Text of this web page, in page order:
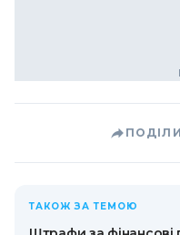
ТАКОЖ ЗА ТЕМОЮ